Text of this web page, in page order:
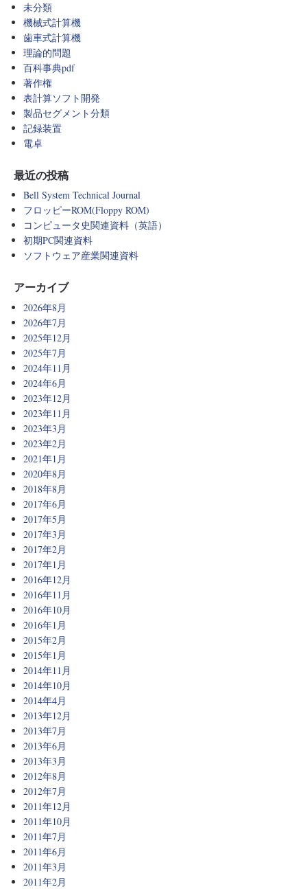
未分類
機械式計算機
歯車式計算機
理論的問題
百科事典pdf
著作権
表計算ソフト開発
製品セグメント分類
記録装置
電卓
最近の投稿
Bell System Technical Journal
フロッピーROM(Floppy ROM)
コンピュータ史関連資料（英語）
初期PC関連資料
ソフトウェア産業関連資料
アーカイブ
2026年8月
2026年7月
2025年12月
2025年7月
2024年11月
2024年6月
2023年12月
2023年11月
2023年3月
2023年2月
2021年1月
2020年8月
2018年8月
2017年6月
2017年5月
2017年3月
2017年2月
2017年1月
2016年12月
2016年11月
2016年10月
2016年1月
2015年2月
2015年1月
2014年11月
2014年10月
2014年4月
2013年12月
2013年7月
2013年6月
2013年3月
2012年8月
2012年7月
2011年12月
2011年10月
2011年7月
2011年6月
2011年3月
2011年2月